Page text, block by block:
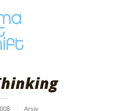
Arşiv